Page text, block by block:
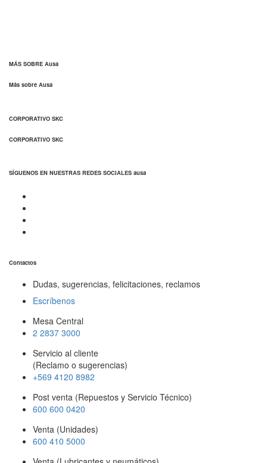
MÁS SOBRE Ausa
Más sobre Ausa
CORPORATIVO SKC
CORPORATIVO SKC
SÍGUENOS EN NUESTRAS REDES SOCIALES ausa
Contactos
Dudas, sugerencias, felicitaciones, reclamos
Escríbenos
Mesa Central
2 2837 3000
Servicio al cliente
(Reclamo o sugerencias)
+569 4120 8982
Post venta (Repuestos y Servicio Técnico)
600 600 0420
Venta (Unidades)
600 410 5000